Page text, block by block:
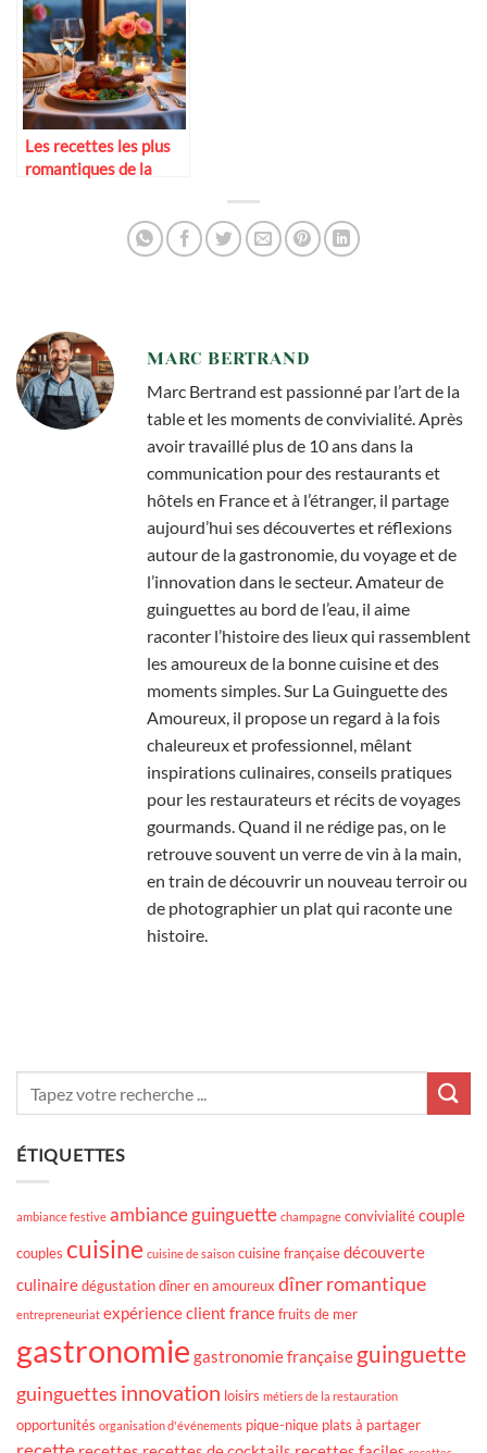
Les recettes les plus
romantiques de la
MARC BERTRAND
Marc Bertrand est passionné par l’art de la
table et les moments de convivialité. Après
avoir travaillé plus de 10 ans dans la
communication pour des restaurants et
hôtels en France et à l’étranger, il partage
aujourd’hui ses découvertes et réflexions
autour de la gastronomie, du voyage et de
l’innovation dans le secteur. Amateur de
guinguettes au bord de l’eau, il aime
raconter l’histoire des lieux qui rassemblent
les amoureux de la bonne cuisine et des
moments simples. Sur La Guinguette des
Amoureux, il propose un regard à la fois
chaleureux et professionnel, mêlant
inspirations culinaires, conseils pratiques
pour les restaurateurs et récits de voyages
gourmands. Quand il ne rédige pas, on le
retrouve souvent un verre de vin à la main,
en train de découvrir un nouveau terroir ou
de photographier un plat qui raconte une
histoire.
ÉTIQUETTES
ambiance festive ambiance guinguette champagne convivialitécouple
couples cuisine cuisine de saison cuisine françaisedécouverte
culinairedégustationdîner en amoureux dîner romantique
entrepreneuriat expérience client francefruits de mer
gastronomie gastronomie française guinguette
guinguettes innovation loisirs métiers de la restauration
opportunités organisation d'événements pique-nique plats à partager